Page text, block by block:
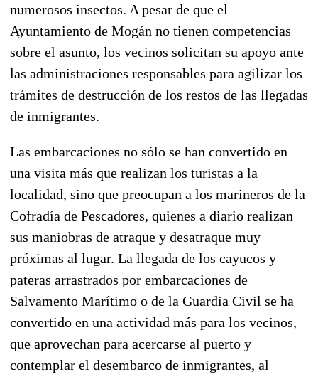
numerosos insectos. A pesar de que el
Ayuntamiento de Mogán no tienen competencias
sobre el asunto, los vecinos solicitan su apoyo ante
las administraciones responsables para agilizar los
trámites de destrucción de los restos de las llegadas
de inmigrantes.
Las embarcaciones no sólo se han convertido en
una visita más que realizan los turistas a la
localidad, sino que preocupan a los marineros de la
Cofradía de Pescadores, quienes a diario realizan
sus maniobras de atraque y desatraque muy
próximas al lugar. La llegada de los cayucos y
pateras arrastrados por embarcaciones de
Salvamento Marítimo o de la Guardia Civil se ha
convertido en una actividad más para los vecinos,
que aprovechan para acercarse al puerto y
contemplar el desembarco de inmigrantes, al